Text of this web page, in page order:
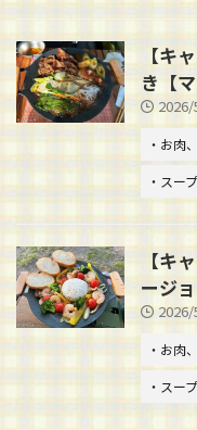
【キ
き【
・お肉
・スー
【キ
ージ
・お肉
・スー